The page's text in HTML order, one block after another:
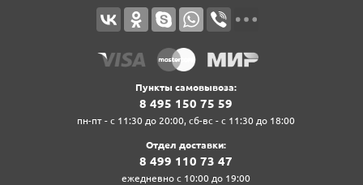
Пункты самовывоза:
8‍ 4‍9‍5‍ 1‍5‍0‍ 7‍5‍ 5‍9‍
пн-пт - с 11:30 до 20:00, сб-вс - с 11:30 до 18:00
Отдел доставки:
8‍ 4‍9‍9‍ 1‍1‍0‍ 7‍3‍ 4‍7‍
ежедневно с 10:00 до 19:00